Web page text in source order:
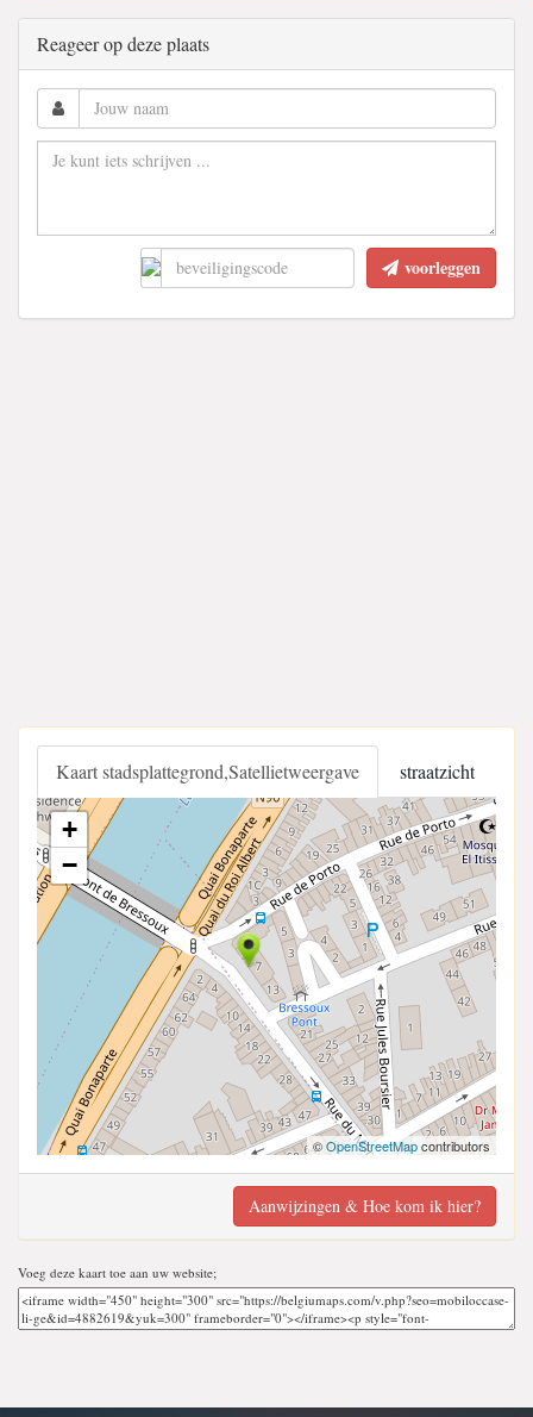
Reageer op deze plaats
voorleggen
Kaart stadsplattegrond,Satellietweergave straatzicht
+
−
©OpenStreetMapcontributors
Aanwijzingen & Hoe kom ik hier?
Voeg deze kaart toe aan uw website;